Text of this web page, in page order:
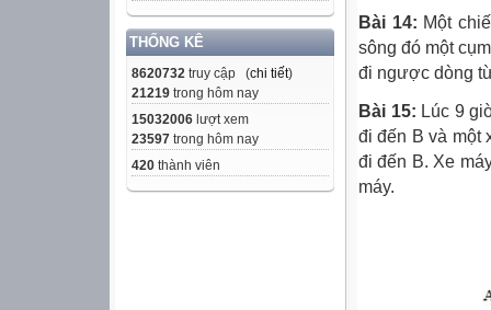
THỐNG KÊ
8620732 truy cập (chi tiết)
21219 trong hôm nay
15032006 lượt xem
23597 trong hôm nay
420 thành viên
Bài 14: Một
sông đó một
đi ngược dòng
Bài 15: Lúc 9
đi đến B và một
đi đến B. Xe
máy.